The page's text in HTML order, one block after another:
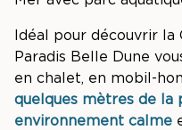
Idéal pour découvrir la
Paradis Belle Dune
en chalet, en mobil-
quelques mètres de la
environnement calme